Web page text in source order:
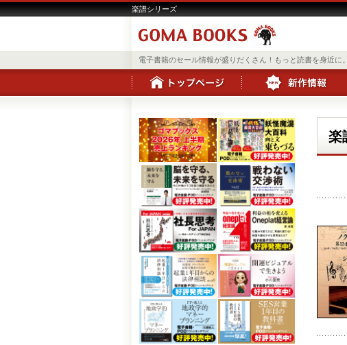
楽譜シリーズ
電子書籍のセール情報が盛りだくさん！もっと読書を身近に。
楽